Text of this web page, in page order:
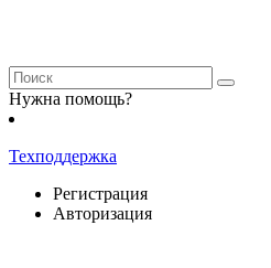
Нужна помощь?
Техподдержка
Регистрация
Авторизация